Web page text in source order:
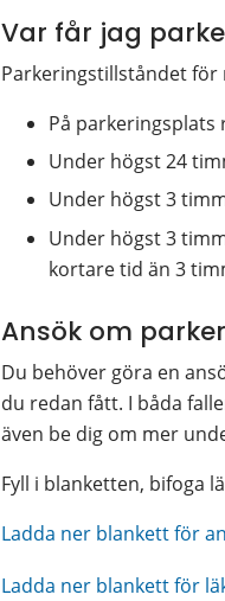
Var får jag
Parkeringstillståndet
På
Under högst 24
Under högst 3
Under högst 3
kortare tid än 3
Ansök om
Du behöver göra en
du redan fått. I båda
även be dig om mer
Fyll i blanketten, bifoga
Ladda ner blankett för
Ladda ner blankett för